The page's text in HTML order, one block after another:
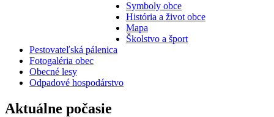
Symboly obce
História a život obce
Mapa
Školstvo a šport
Pestovateľská pálenica
Fotogaléria obec
Obecné lesy
Odpadové hospodárstvo
Aktuálne počasie